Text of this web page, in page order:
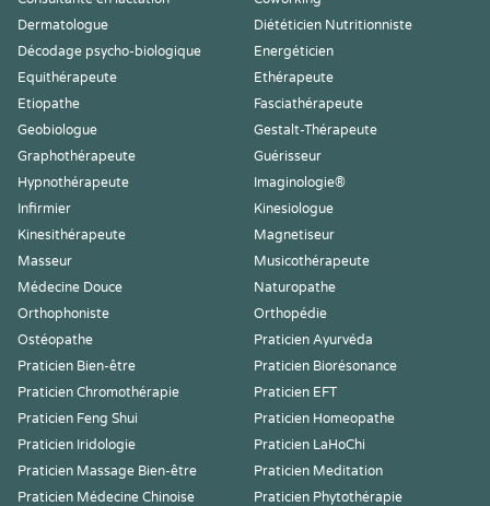
Dermatologue
Diététicien Nutritionniste
Décodage psycho-biologique
Energéticien
Equithérapeute
Ethérapeute
Etiopathe
Fasciathérapeute
Geobiologue
Gestalt-Thérapeute
Graphothérapeute
Guérisseur
Hypnothérapeute
Imaginologie®
Infirmier
Kinesiologue
Kinesithérapeute
Magnetiseur
Masseur
Musicothérapeute
Médecine Douce
Naturopathe
Orthophoniste
Orthopédie
Ostéopathe
Praticien Ayurvéda
Praticien Bien-être
Praticien Biorésonance
Praticien Chromothérapie
Praticien EFT
Praticien Feng Shui
Praticien Homeopathe
Praticien Iridologie
Praticien LaHoChi
Praticien Massage Bien-être
Praticien Meditation
Praticien Médecine Chinoise
Praticien Phytothérapie